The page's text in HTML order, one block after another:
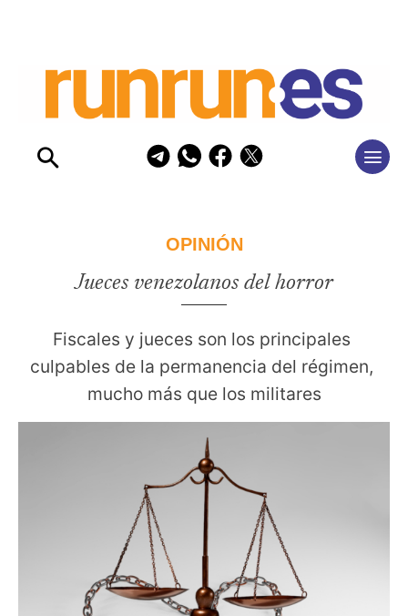
OPINIÓN
Jueces venezolanos del horror
Fiscales y jueces son los principales
culpables de la permanencia del régimen,
mucho más que los militares